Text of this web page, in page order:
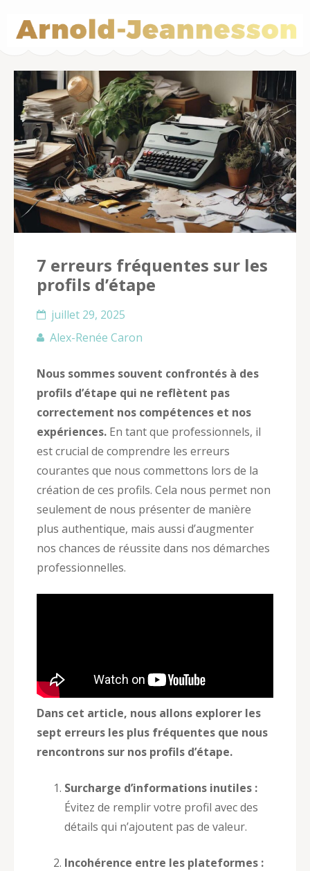
Arnold-
Jeannesson.fr –
Cycling Betting
7 erreurs fréquentes sur les
profils d’étape
juillet 29, 2025
Alex-Renée Caron
Nous sommes souvent confrontés à des
profils d’étape qui ne reflètent pas
correctement nos compétences et nos
expériences. En tant que professionnels, il
est crucial de comprendre les erreurs
courantes que nous commettons lors de la
création de ces profils. Cela nous permet non
seulement de nous présenter de manière
plus authentique, mais aussi d’augmenter
nos chances de réussite dans nos démarches
professionnelles.
Dans cet article, nous allons explorer les
sept erreurs les plus fréquentes que nous
rencontrons sur nos profils d’étape.
Surcharge d’informations inutiles :
Évitez de remplir votre profil avec des
détails qui n’ajoutent pas de valeur.
Incohérence entre les plateformes :